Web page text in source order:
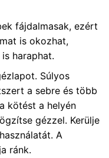
fájdalmasak, ezért
is okozhat,
haraphat.
Súlyos
a sebre és több
kötést a helyén
gézzel. Kerülje
A
ránk.